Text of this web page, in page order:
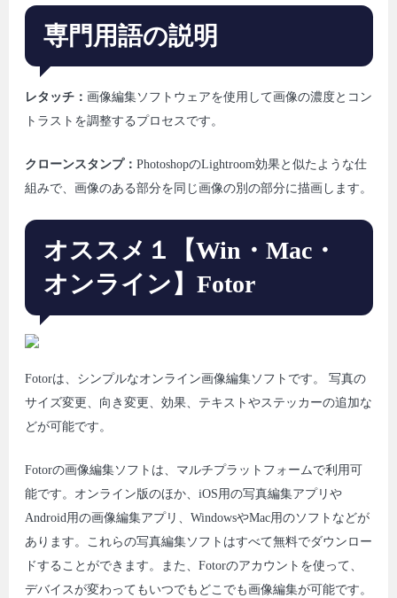
専門用語の説明
レタッチ： 画像編集ソフトウェアを使用して画像の濃度とコン
トラストを調整するプロセスです。
クローンスタンプ： PhotoshopのLightroom効果と似たような仕
組みで、画像のある部分を同じ画像の別の部分に描画します。
オススメ１【Win・Mac・
オンライン】Fotor
Fotorは、シンプルなオンライン画像編集ソフトです。 写真の
サイズ変更、向き変更、効果、テキストやステッカーの追加な
どが可能です。
Fotorの画像編集ソフトは、マルチプラットフォームで利用可
能です。オンライン版のほか、iOS用の写真編集アプリや
Android用の画像編集アプリ、WindowsやMac用のソフトなどが
あります。これらの写真編集ソフトはすべて無料でダウンロー
ドすることができます。また、Fotorのアカウントを使って、
デバイスが変わってもいつでもどこでも画像編集が可能です。